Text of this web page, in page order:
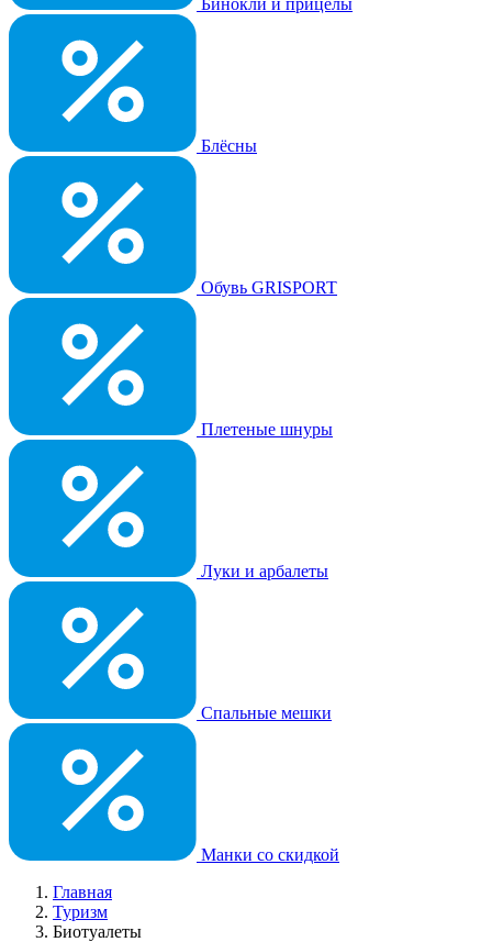
Бинокли и прицелы
Блёсны
Обувь GRISPORT
Плетеные шнуры
Луки и арбалеты
Спальные мешки
Манки со скидкой
Главная
Туризм
Биотуалеты